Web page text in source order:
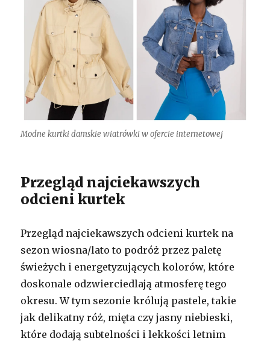
Modne kurtki damskie wiatrówki w ofercie internetowej
Przegląd najciekawszych
odcieni kurtek
Przegląd najciekawszych odcieni kurtek na
sezon wiosna/lato to podróż przez paletę
świeżych i energetyzujących kolorów, które
doskonale odzwierciedlają atmosferę tego
okresu. W tym sezonie królują pastele, takie
jak delikatny róż, mięta czy jasny niebieski,
które dodają subtelności i lekkości letnim